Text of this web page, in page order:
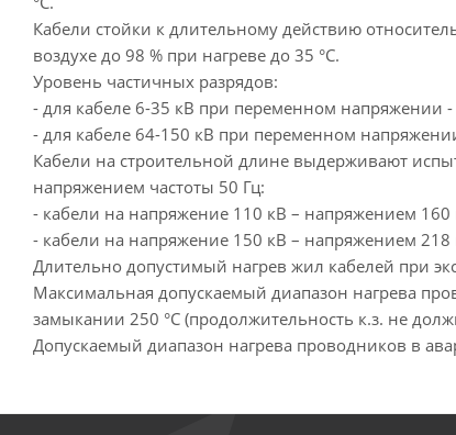
Кабели стойки к длительному действию
воздухе до 98 % при нагреве до 35 °С.
Уровень частичных разрядов:
- для кабеле 6-35 кВ при переменном напряжении -
- для кабеле 64-150 кВ при переменном
Кабели на строительной длине выдерживают
напряжением частоты 50 Гц:
- кабели на напряжение 110 кВ – напряжением
- кабели на напряжение 150 кВ – напряжением
Длительно допустимый нагрев жил кабелей при
Максимальная допускаемый диапазон нагрева
замыкании 250 °С (продолжительность к.з. не
Допускаемый диапазон нагрева проводников в